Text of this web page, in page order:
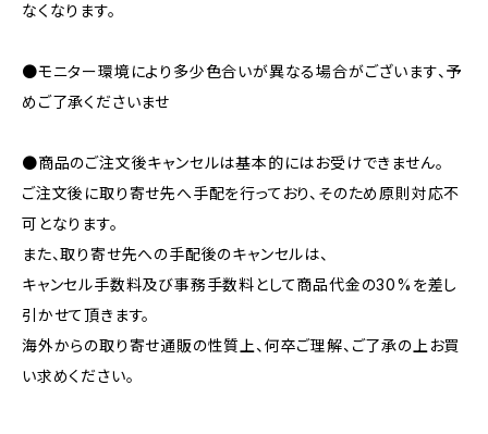
なくなります。
●モニター環境により多少色合いが異なる場合がございます、予
めご了承くださいませ
●商品のご注文後キャンセルは基本的にはお受けできません。
ご注文後に取り寄せ先へ手配を行っており、そのため原則対応不
可となります。
また、取り寄せ先への手配後のキャンセルは、
キャンセル手数料及び事務手数料として商品代金の30%を差し
引かせて頂きます。
海外からの取り寄せ通販の性質上、何卒ご理解、ご了承の上お買
い求めください。